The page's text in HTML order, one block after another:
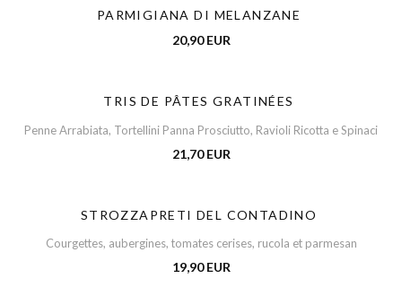
PARMIGIANA DI MELANZANE
20,90 EUR
TRIS DE PÂTES GRATINÉES
Penne Arrabiata, Tortellini Panna Prosciutto, Ravioli Ricotta e Spinaci
21,70 EUR
STROZZAPRETI DEL CONTADINO
Courgettes, aubergines, tomates cerises, rucola et parmesan
19,90 EUR